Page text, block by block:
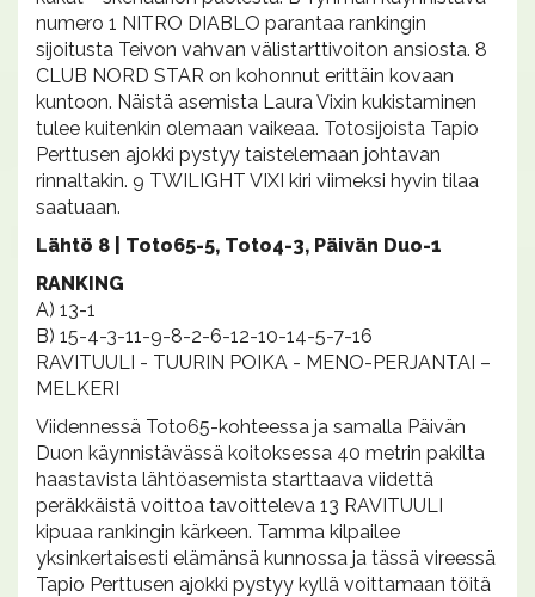
numero 1 NITRO DIABLO parantaa rankingin
sijoitusta Teivon vahvan välistarttivoiton ansiosta. 8
CLUB NORD STAR on kohonnut erittäin kovaan
kuntoon. Näistä asemista Laura Vixin kukistaminen
tulee kuitenkin olemaan vaikeaa. Totosijoista Tapio
Perttusen ajokki pystyy taistelemaan johtavan
rinnaltakin. 9 TWILIGHT VIXI kiri viimeksi hyvin tilaa
saatuaan.
Lähtö 8 | Toto65-5, Toto4-3, Päivän Duo-1
RANKING
A) 13-1
B) 15-4-3-11-9-8-2-6-12-10-14-5-7-16
RAVITUULI - TUURIN POIKA - MENO-PERJANTAI –
MELKERI
Viidennessä Toto65-kohteessa ja samalla Päivän
Duon käynnistävässä koitoksessa 40 metrin pakilta
haastavista lähtöasemista starttaava viidettä
peräkkäistä voittoa tavoitteleva 13 RAVITUULI
kipuaa rankingin kärkeen. Tamma kilpailee
yksinkertaisesti elämänsä kunnossa ja tässä vireessä
Tapio Perttusen ajokki pystyy kyllä voittamaan töitä